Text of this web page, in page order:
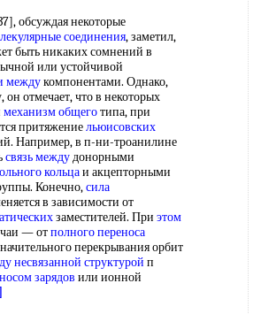
обсуждая некоторые
соединения, заметил,
быть никаких сомнений в
или устойчивой
междукомпонентами. Однако,
он отмечает, что в некоторых
механизм общеготипа, при
притяжениельюисовских
Например, в п-ни-троанилине
связь междудонорными
кольцаи акцепторными
Конечно,сила
в зависимости от
заместителей. При этом
— отполного переноса
перекрывания орбит
несвязанной структурой п
зарядов или ионной